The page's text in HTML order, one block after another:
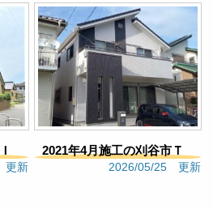
極端な低価格を誇示せず、実
料、耐久性等を説明していただ
例の多さからもわかるように丁寧
なりました。実際に、職人さんも
た丁寧で、実直な作業をしていた
、養生のきめ細やかさには感心し
ったからこそ、塗装の仕上がりが
がったのだなと思いました。
更新
2021年4月施工の刈谷市Ｔ
2026/05/25 更新